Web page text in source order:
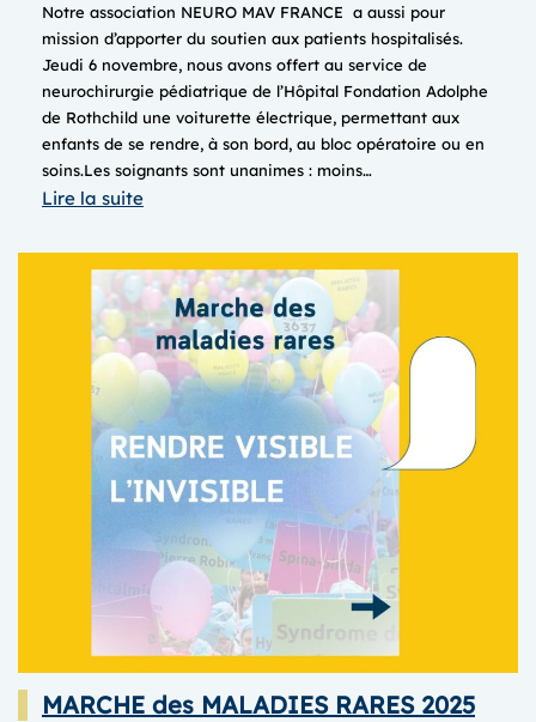
Notre association NEURO MAV FRANCE a aussi pour
mission d’apporter du soutien aux patients hospitalisés.
Jeudi 6 novembre, nous avons offert au service de
neurochirurgie pédiatrique de l’Hôpital Fondation Adolphe
de Rothchild une voiturette électrique, permettant aux
enfants de se rendre, à son bord, au bloc opératoire ou en
soins.Les soignants sont unanimes : moins…
Lire la suite:
d’une
VOITURETTE
électrique
d’accompagnement
au
bloc
opératoire
MARCHE des MALADIES RARES 2025